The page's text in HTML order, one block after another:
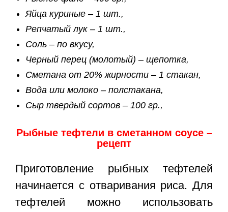
Яйца куриные – 1 шт.,
Репчатый лук – 1 шт.,
Соль – по вкусу,
Черный перец (молотый) – щепотка,
Сметана от 20% жирности – 1 стакан,
Вода или молоко – полстакана,
Сыр твердый сортов – 100 гр.,
Рыбные тефтели в сметанном соусе –
рецепт
Приготовление рыбных тефтелей
начинается с отваривания риса. Для
тефтелей можно использовать